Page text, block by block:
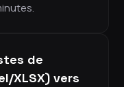
de
XLSX) vers